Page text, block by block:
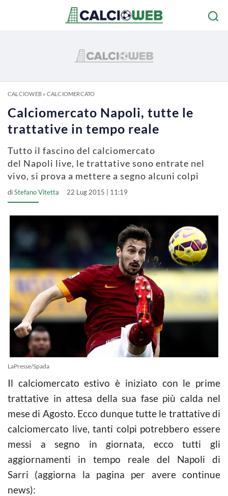
CALCIOWEB» CALCIOMERCATO
Calciomercato Napoli, tutte le
trattative in tempo reale
Tutto il fascino del calciomercato
del Napoli live, le trattative sono entrate nel
vivo, si prova a mettere a segno alcuni colpi
diStefano Vitetta 22 Lug 2015 | 11:19
LaPresse/Spada
Il calciomercato estivo è iniziato con le prime
trattative in attesa della sua fase più calda nel
mese di Agosto. Ecco dunque tutte le trattative di
calciomercato live, tanti colpi potrebbero essere
messi a segno in giornata, ecco tutti gli
aggiornamenti in tempo reale del Napoli di
Sarri (aggiorna la pagina per avere continue
news):